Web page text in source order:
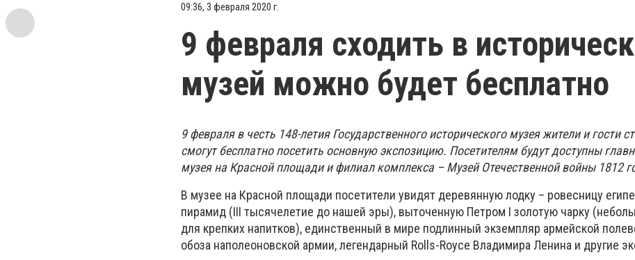
09:36, 3 февраля 2020 г.
9 февраля сходить в
музей можно будет бесплатно
9 февраля в честь 148-летия Государственного исторического музея жители и гости
смогут бесплатно посетить основную экспозицию. Посетителям будут доступны
музея на Красной площади и филиал комплекса – Музей Отечественной войны 1812
В музее на Красной площади посетители увидят деревянную лодку – ровесницу
пирамид (III тысячелетие до нашей эры), выточенную Петром I золотую чарку
для крепких напитков), единственный в мире подлинный экземпляр армейской
обоза наполеоновской армии, легендарный Rolls-Royce Владимира Ленина и другие